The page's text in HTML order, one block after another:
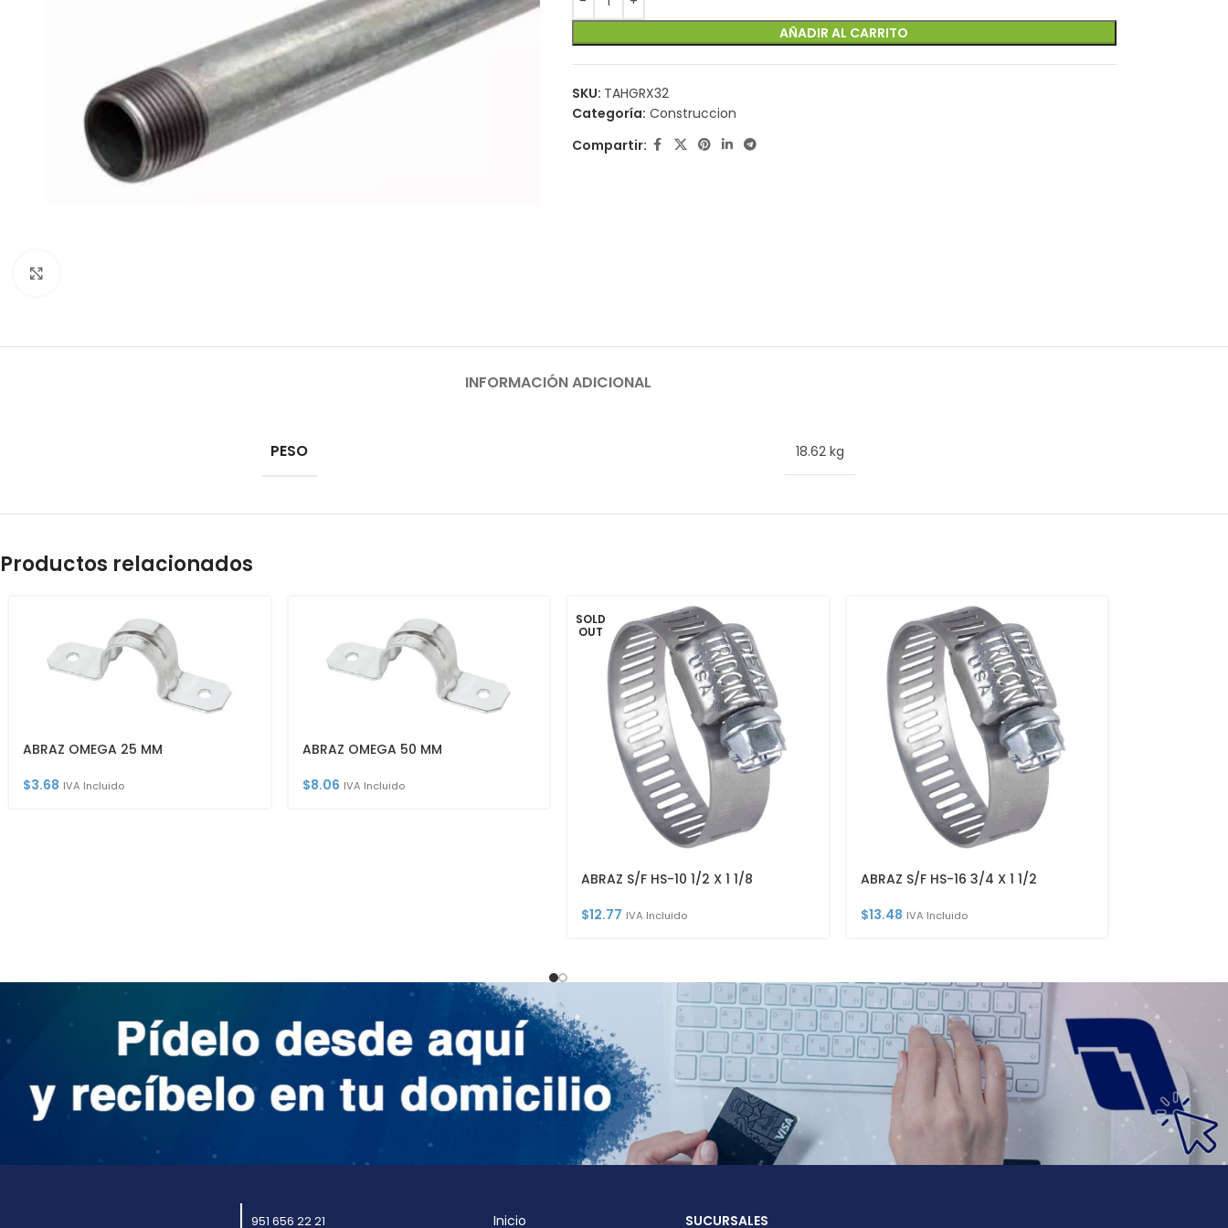
AÑADIR AL CARRITO
SKU: TAHGRX32
Categoría: Construccion
Compartir:
INFORMACIÓN ADICIONAL
PESO 18.62 kg
Productos relacionados
ABRAZ OMEGA 25 MM
$3.68 IVA Incluido
ABRAZ OMEGA 50 MM
$8.06 IVA Incluido
SOLD
OUT
ABRAZ S/F HS-10 1/2 X 1 1/8
$12.77 IVA Incluido
ABRAZ S/F HS-16 3/4 X 1 1/2
$13.48 IVA Incluido
951 656 22 21 Inicio SUCURSALES